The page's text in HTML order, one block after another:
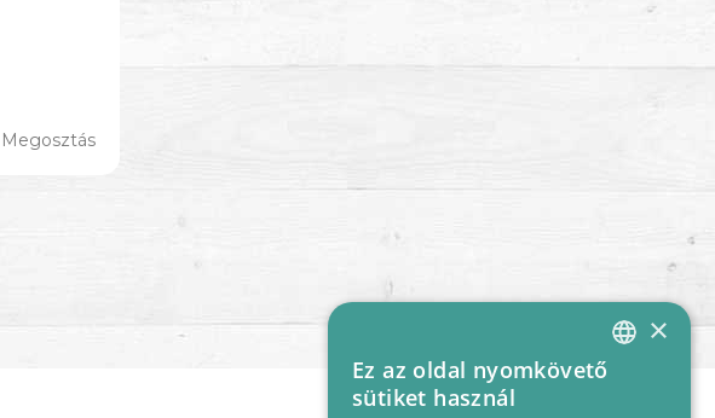
Megosztás
HUNGARIAN
×
Ez az oldal nyomkövető
sütiket használ